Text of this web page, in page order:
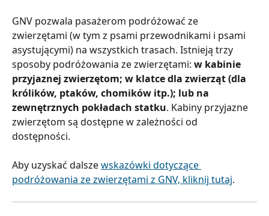
GNV pozwala pasażerom podróżować ze
zwierzętami (w tym z psami przewodnikami i psami
asystującymi) na wszystkich trasach. Istnieją trzy
sposoby podróżowania ze zwierzętami: w kabinie
przyjaznej zwierzętom; w klatce dla zwierząt (dla
królików, ptaków, chomików itp.); lub na
zewnętrznych pokładach statku. Kabiny przyjazne
zwierzętom są dostępne w zależności od
dostępności.
Aby uzyskać dalsze wskazówki dotyczące
podróżowania ze zwierzętami z GNV, kliknij tutaj.